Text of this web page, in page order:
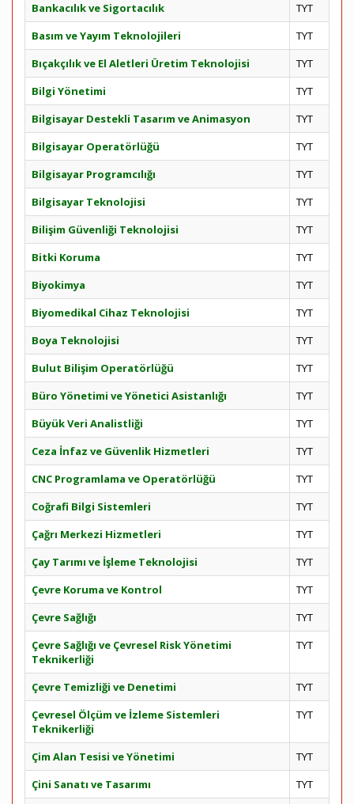
Bankacılık ve Sigortacılık
TYT
Basım ve Yayım Teknolojileri
TYT
Bıçakçılık ve El Aletleri Üretim Teknolojisi
TYT
Bilgi Yönetimi
TYT
Bilgisayar Destekli Tasarım ve Animasyon
TYT
Bilgisayar Operatörlüğü
TYT
Bilgisayar Programcılığı
TYT
Bilgisayar Teknolojisi
TYT
Bilişim Güvenliği Teknolojisi
TYT
Bitki Koruma
TYT
Biyokimya
TYT
Biyomedikal Cihaz Teknolojisi
TYT
Boya Teknolojisi
TYT
Bulut Bilişim Operatörlüğü
TYT
Büro Yönetimi ve Yönetici Asistanlığı
TYT
Büyük Veri Analistliği
TYT
Ceza İnfaz ve Güvenlik Hizmetleri
TYT
CNC Programlama ve Operatörlüğü
TYT
Coğrafi Bilgi Sistemleri
TYT
Çağrı Merkezi Hizmetleri
TYT
Çay Tarımı ve İşleme Teknolojisi
TYT
Çevre Koruma ve Kontrol
TYT
Çevre Sağlığı
TYT
Çevre Sağlığı ve Çevresel Risk Yönetimi
Teknikerliği
TYT
Çevre Temizliği ve Denetimi
TYT
Çevresel Ölçüm ve İzleme Sistemleri
Teknikerliği
TYT
Çim Alan Tesisi ve Yönetimi
TYT
Çini Sanatı ve Tasarımı
TYT